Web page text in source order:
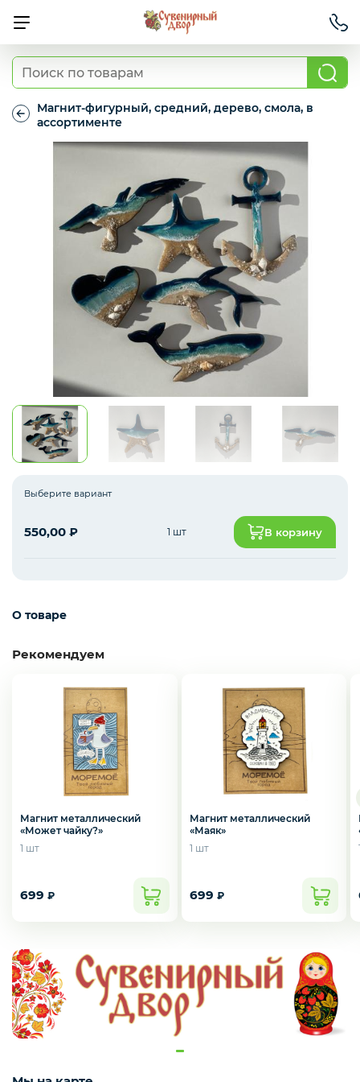
Магниты
Сумки и шопперы
Шоколад
Аксессуары
Блокноты
Наклейки и нашивки
Ароматный чай
Шкатулки
Термосы и бутылочки
Магнит-фигурный, средний, дерево, смола, в
ассортименте
Магнит-
ассортименте
Выберите вариант
550,00 ₽ 1 шт В корзину
О товаре
Рекомендуем
Магнит металлический
«Может чайку?»
1 шт
699 ₽
Магнит металлический
«Маяк»
1 шт
699 ₽